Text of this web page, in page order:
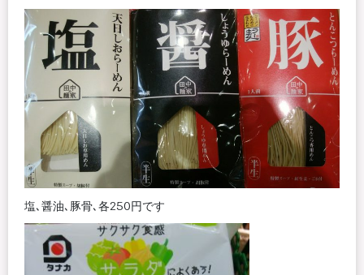
塩､醤油､豚骨､各250円です